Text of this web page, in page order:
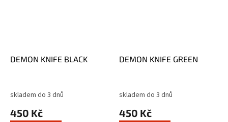
DEMON KNIFE BLACK
skladem do 3 dnů
450 Kč
DEMON KNIFE GREEN
skladem do 3 dnů
450 Kč